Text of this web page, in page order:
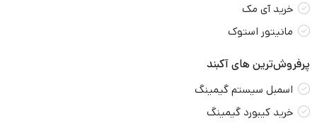
خرید آی مک
مانیتور استوک
پرفروش‌ترین های آکبند
اسمبل سیستم گیمینگ
خرید کیبورد گیمینگ